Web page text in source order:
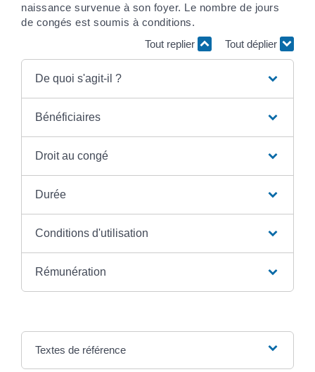
naissance survenue à son foyer. Le nombre de jours
de congés est soumis à conditions.
Tout replier
Tout déplier
De quoi s'agit-il ?
Bénéficiaires
Droit au congé
Durée
Conditions d'utilisation
Rémunération
Textes de référence